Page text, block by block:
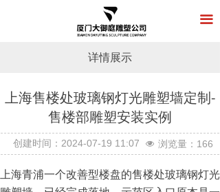
끀
新闻中心
工程案例
在线留言
详情展示
上海售楼处玻璃钢灯光雕塑墙定制-
售楼部雕塑安装实例
按钮
创建时间： 2024-07-19 11:07 넶 浏览量： 166
上海青浦一个改善型楼盘的售楼处玻璃钢灯光